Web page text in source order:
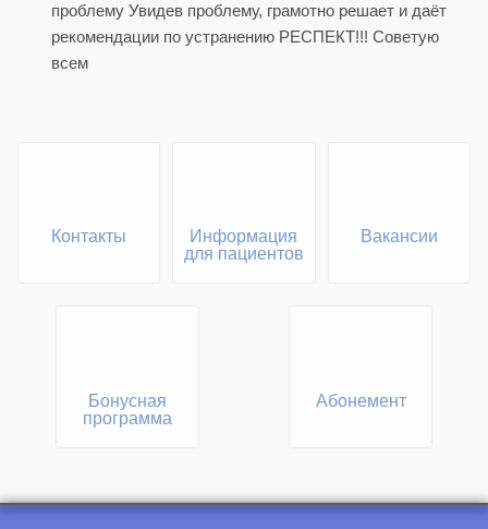
проблему Увидев проблему, грамотно решает и даёт
рекомендации по устранению РЕСПЕКТ!!! Советую
всем
Контакты
Информация
для пациентов
Вакансии
Бонусная
программа
Абонемент